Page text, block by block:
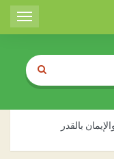
Toggle
بالقدر